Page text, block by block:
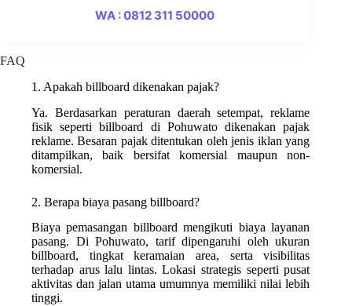
WA : 0812 311 50000
FAQ
1. Apakah billboard dikenakan pajak?
Ya. Berdasarkan peraturan daerah setempat, reklame
fisik seperti billboard di Pohuwato dikenakan pajak
reklame. Besaran pajak ditentukan oleh jenis iklan yang
ditampilkan, baik bersifat komersial maupun non-
komersial.
2. Berapa biaya pasang billboard?
Biaya pemasangan billboard mengikuti biaya layanan
pasang. Di Pohuwato, tarif dipengaruhi oleh ukuran
billboard, tingkat keramaian area, serta visibilitas
terhadap arus lalu lintas. Lokasi strategis seperti pusat
aktivitas dan jalan utama umumnya memiliki nilai lebih
tinggi.